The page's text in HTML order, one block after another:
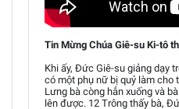
Tin Mừng Chúa Giê-su Ki-tô
Khi ấy, Đức Giê-su giảng dạy
có một phụ nữ bị quỷ làm cho
Lưng bà còng hẳn xuống và
lên được. 12 Trông thấy bà,